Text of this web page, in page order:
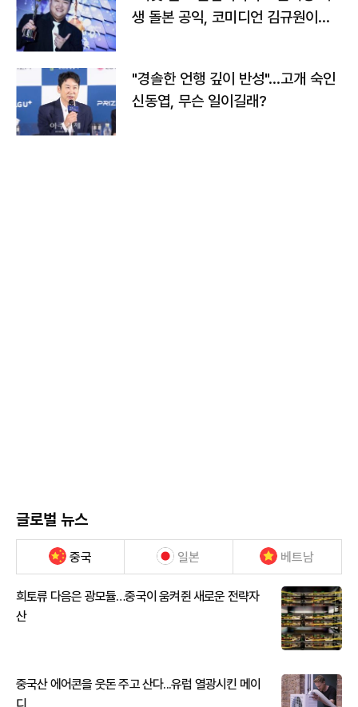
생 돌본 공익, 코미디언 김규원이었
"경솔한 언행 깊이 반성"…고개 숙인
신동엽, 무슨 일이길래?
글로벌 뉴스
중국 일본 베트남
희토류 다음은 광모듈…중국이 움켜쥔 새로운 전략자
산
중국산 에어콘을 웃돈 주고 산다...유럽 열광시킨 메이